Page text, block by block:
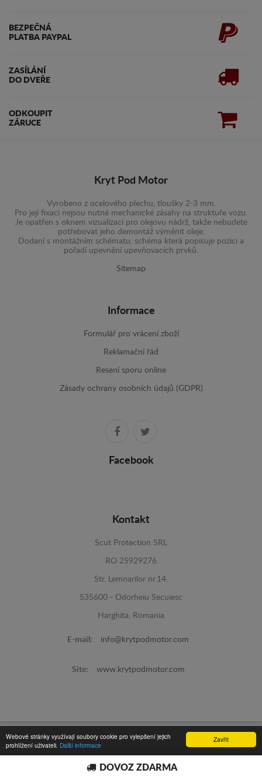
Zavřít
Webové stránky využívají soubory cookie pro vylepšení jejich
prohlížení uživateli. Další informace
BEZPEČNÁ
PLATBA PAYPAL
ZASÍLÁNÍ
DO DVEŘE
ODKOUPIT
ZÁRUCE
Kryt Pod Motor
Vyrobeno z ocelového plechu, tloušky 2-3 mm.
Pro její fixaci nejsou nutné mechanické zásahy na struktuře vozu.
Je opatřen s oknem vizualizací pro olejovu nádrž, takže nebudete
potřebovat jeho demontáž výměnit oleje.
Dodaní s montážním schématu, schéma která popisuje pozici a
pořadí upevnění upevňovacích prvků.
Sitemap
Informace
Formulář pro vrácení zboží
Reklamační řád
Resení sporu online
Zásady ochrany osobních údajů (GDPR)
Facebook
Kontakt
Scut Protection SRL
RO 25929276
Str. Lemnarilor nr.14.
535600 - Odorheiu Secuiesc
Harghita, Romania
E-mail: info@krytpodmotor.com
Site: www.krytpodmotor.com
Kryt Pod Motor -
Programed Bylokopi WEB
DOVOZ ZDARMA